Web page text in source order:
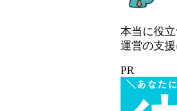
本当に役
運営の支援
PR